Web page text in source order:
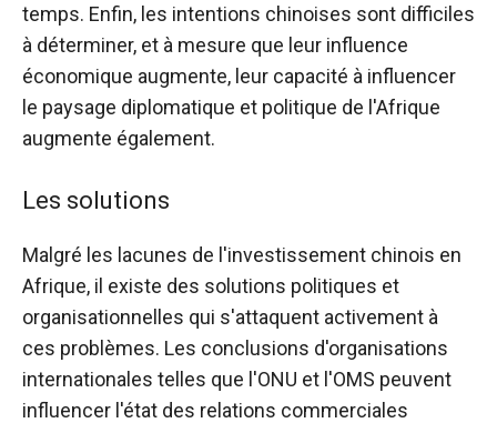
temps. Enfin, les intentions chinoises sont difficiles
à déterminer, et à mesure que leur influence
économique augmente, leur capacité à influencer
le paysage diplomatique et politique de l'Afrique
augmente également.
Les solutions
Malgré les lacunes de l'investissement chinois en
Afrique, il existe des solutions politiques et
organisationnelles qui s'attaquent activement à
ces problèmes. Les conclusions d'organisations
internationales telles que l'ONU et l'OMS peuvent
influencer l'état des relations commerciales